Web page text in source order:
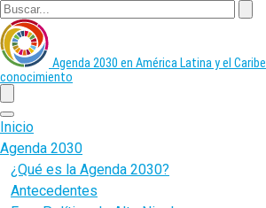
Agenda 2030 en América Latina y el Caribe
conocimiento
menu
Inicio
Agenda 2030
¿Qué es la Agenda 2030?
Antecedentes